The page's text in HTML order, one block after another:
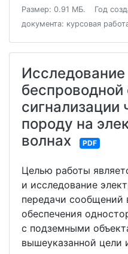
Размер: 0.91 МБ. Год
документа: курсовая
беспроводной
сигнализации
породу на
волнах
PDF
Целью работы
и исследование
передачи сообщений
обеспечения
с подземными
вышеуказанной цели